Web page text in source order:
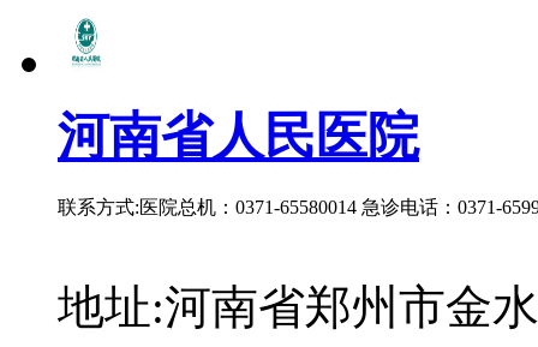
河南省人民医院
联系方式:医院总机：0371-65580014 急诊电话：0371-
地址:河南省郑州市金